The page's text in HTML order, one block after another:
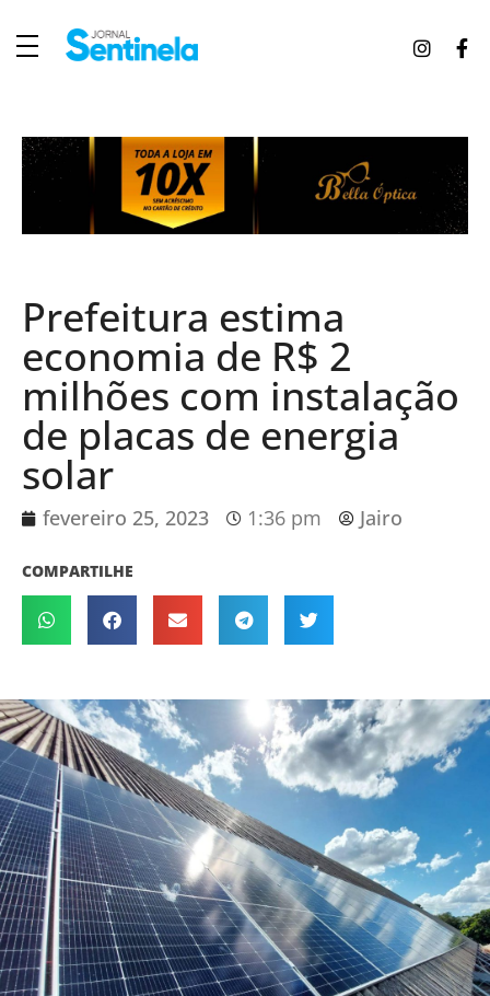
Prefeitura estima
economia de R$ 2
milhões com instalação
de placas de energia
solar
fevereiro 25, 2023 1:36 pm Jairo
COMPARTILHE